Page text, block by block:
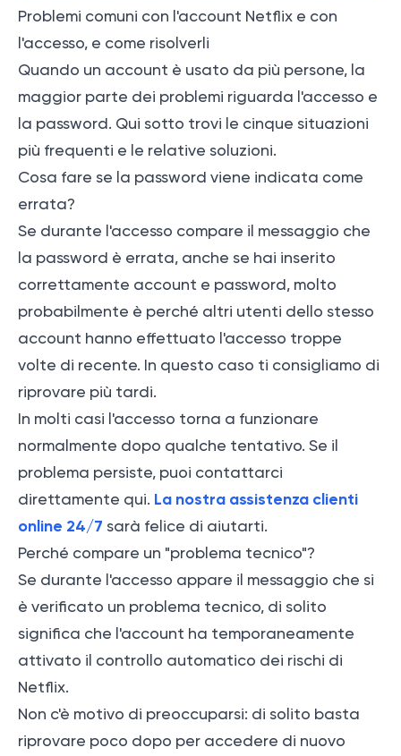
Problemi comuni con l'account Netflix e con
l'accesso, e come risolverli
Quando un account è usato da più persone, la
maggior parte dei problemi riguarda l'accesso e
la password. Qui sotto trovi le cinque situazioni
più frequenti e le relative soluzioni.
Cosa fare se la password viene indicata come
errata?
Se durante l'accesso compare il messaggio che
la password è errata, anche se hai inserito
correttamente account e password, molto
probabilmente è perché altri utenti dello stesso
account hanno effettuato l'accesso troppe
volte di recente. In questo caso ti consigliamo di
riprovare più tardi.
In molti casi l'accesso torna a funzionare
normalmente dopo qualche tentativo. Se il
problema persiste, puoi contattarci
direttamente qui. La nostra assistenza clienti
online 24/7 sarà felice di aiutarti.
Perché compare un "problema tecnico"?
Se durante l'accesso appare il messaggio che si
è verificato un problema tecnico, di solito
significa che l'account ha temporaneamente
attivato il controllo automatico dei rischi di
Netflix.
Non c'è motivo di preoccuparsi: di solito basta
riprovare poco dopo per accedere di nuovo